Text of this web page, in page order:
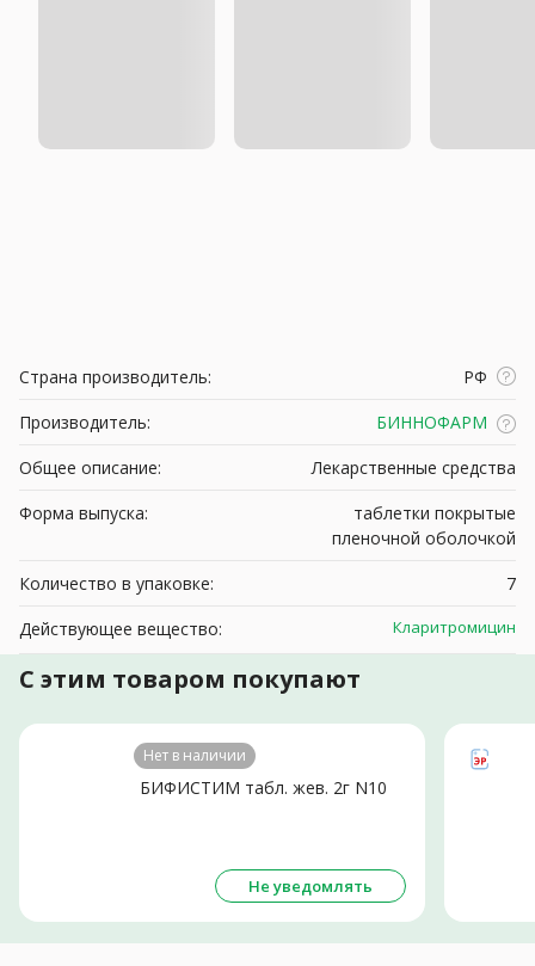
Страна производитель:
РФ
Производитель:
БИННОФАРМ
Общее описание:
Лекарственные средства
Форма выпуска:
таблетки покрытые
пленочной оболочкой
Количество в упаковке:
7
Действующее вещество:
Кларитромицин
С этим товаром покупают
Нет в наличии
БИФИСТИМ табл. жев. 2г N10
Не уведомлять